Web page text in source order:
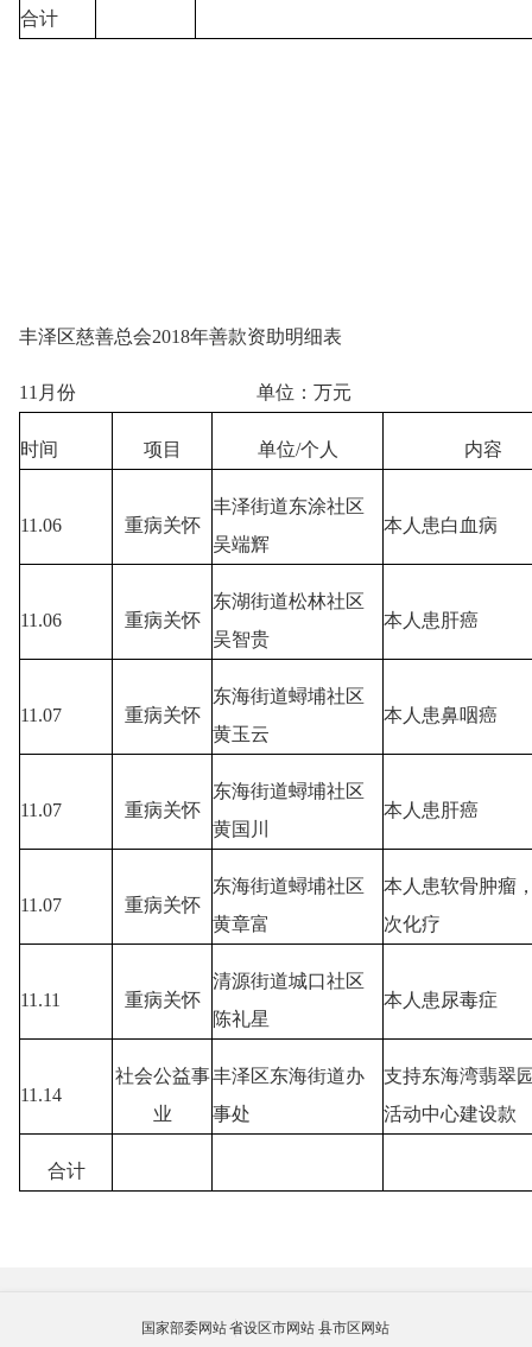
合计
丰泽区慈善总会2018年善款资助明细表
11月份 单位：万元
时间 项目 单位/个人 内容
11.06 重病关怀
丰泽街道东涂社区
吴端辉
本人患白血病
11.06 重病关怀
东湖街道松林社区
吴智贵
本人患肝癌
11.07 重病关怀
东海街道蟳埔社区
黄玉云
本人患鼻咽癌
11.07 重病关怀
东海街道蟳埔社区
黄国川
本人患肝癌
11.07 重病关怀
东海街道蟳埔社区
黄章富
本人患软骨肿瘤
次化疗
11.11 重病关怀
清源街道城口社区
陈礼星
本人患尿毒症
11.14
社会公益事
业
丰泽区东海街道办
事处
支持东海湾翡翠
活动中心建设款
合计
国家部委网站省设区市网站 县市区网站